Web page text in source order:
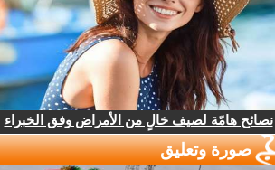
نصائح هامّة لصيف خالٍ من الأمراض وفق الخبراء
صورة وتعليق